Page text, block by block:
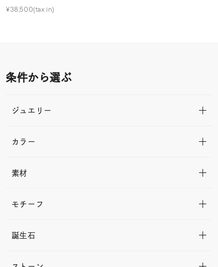
¥38,500(tax in)
条件から選ぶ
ジュエリー
カラー
素材
モチーフ
誕生石